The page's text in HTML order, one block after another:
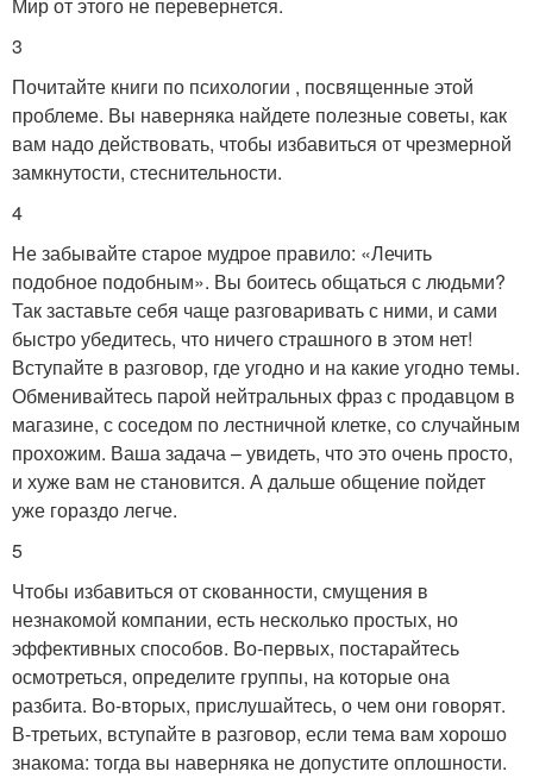
Мир от этого не перевернется.
3
Почитайте книги по психологии , посвященные этой
проблеме. Вы наверняка найдете полезные советы, как
вам надо действовать, чтобы избавиться от чрезмерной
замкнутости, стеснительности.
4
Не забывайте старое мудрое правило: «Лечить
подобное подобным». Вы боитесь общаться с людьми?
Так заставьте себя чаще разговаривать с ними, и сами
быстро убедитесь, что ничего страшного в этом нет!
Вступайте в разговор, где угодно и на какие угодно темы.
Обменивайтесь парой нейтральных фраз с продавцом в
магазине, с соседом по лестничной клетке, со случайным
прохожим. Ваша задача – увидеть, что это очень просто,
и хуже вам не становится. А дальше общение пойдет
уже гораздо легче.
5
Чтобы избавиться от скованности, смущения в
незнакомой компании, есть несколько простых, но
эффективных способов. Во-первых, постарайтесь
осмотреться, определите группы, на которые она
разбита. Во-вторых, прислушайтесь, о чем они говорят.
В-третьих, вступайте в разговор, если тема вам хорошо
знакома: тогда вы наверняка не допустите оплошности.